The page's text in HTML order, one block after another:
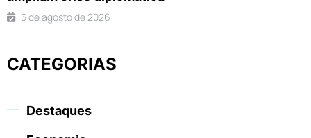
5 de agosto de 2026
CATEGORIAS
Destaques